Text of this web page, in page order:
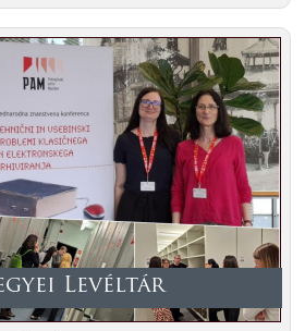
Levéltár